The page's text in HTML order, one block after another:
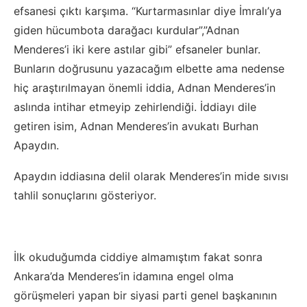
efsanesi çıktı karşıma. “Kurtarmasınlar diye İmralı’ya
giden hücumbota darağacı kurdular”,”Adnan
Menderes’i iki kere astılar gibi” efsaneler bunlar.
Bunların doğrusunu yazacağım elbette ama nedense
hiç araştırılmayan önemli iddia, Adnan Menderes’in
aslında intihar etmeyip zehirlendiği. İddiayı dile
getiren isim, Adnan Menderes’in avukatı Burhan
Apaydın.
Apaydın iddiasına delil olarak Menderes’in mide sıvısı
tahlil sonuçlarını gösteriyor.
İlk okuduğumda ciddiye almamıştım fakat sonra
Ankara’da Menderes’in idamına engel olma
görüşmeleri yapan bir siyasi parti genel başkanının